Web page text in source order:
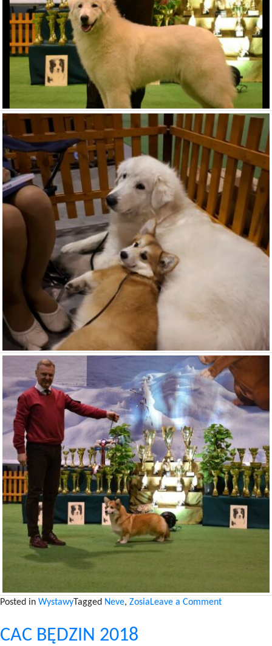
Posted in WystawyTagged Neve, ZosiaLeave a Commenton
CAC BĘDZIN 2018